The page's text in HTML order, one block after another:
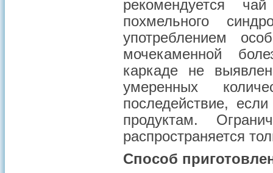
рекомендуется
похмельного
употреблением
мочекаменной
каркаде не
умеренных
последействие,
продуктам.
распространяется
Способ